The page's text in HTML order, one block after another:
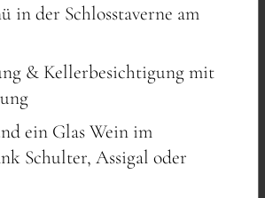
„KLASSIK“
Kaffee
Teevariationen
in der Schlosstaverne am
& Kellerbesichtigung mit
ein Glas Wein im
Schulter, Assigal oder